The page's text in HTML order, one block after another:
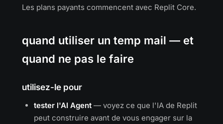
Les plans payants commencent avec Replit Core.
quand utiliser un temp mail — et
quand ne pas le faire
utilisez-le pour
tester l'AI Agent — voyez ce que l'IA de Replit
peut construire avant de vous engager sur la